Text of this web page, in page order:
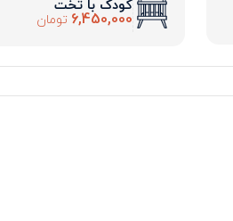
کودک با تخت
6,450,000 تومان